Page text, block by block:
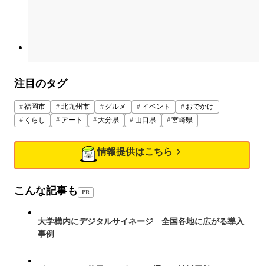
注目のタグ
福岡市 北九州市 グルメ イベント
おでかけ
くらし
アート 大分県 山口県 宮崎県
情報提供はこちら
こんな記事も PR
大学構内にデジタルサイネージ 全国各地に広がる導入
事例